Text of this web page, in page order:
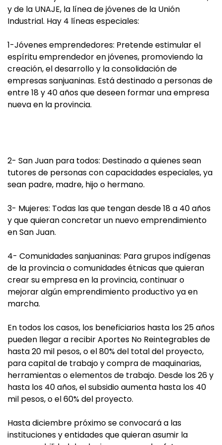
y de la UNAJE, la línea de jóvenes de la Unión
Industrial. Hay 4 líneas especiales:
1-Jóvenes emprendedores: Pretende estimular el
espíritu emprendedor en jóvenes, promoviendo la
creación, el desarrollo y la consolidación de
empresas sanjuaninas. Está destinado a personas de
entre 18 y 40 años que deseen formar una empresa
nueva en la provincia.
2- San Juan para todos: Destinado a quienes sean
tutores de personas con capacidades especiales, ya
sean padre, madre, hijo o hermano.
3- Mujeres: Todas las que tengan desde 18 a 40 años
y que quieran concretar un nuevo emprendimiento
en San Juan.
4- Comunidades sanjuaninas: Para grupos indígenas
de la provincia o comunidades étnicas que quieran
crear su empresa en la provincia, continuar o
mejorar algún emprendimiento productivo ya en
marcha.
En todos los casos, los beneficiarios hasta los 25 años
pueden llegar a recibir Aportes No Reintegrables de
hasta 20 mil pesos, o el 80% del total del proyecto,
para capital de trabajo y compra de maquinarias,
herramientas o elementos de trabajo. Desde los 26 y
hasta los 40 años, el subsidio aumenta hasta los 40
mil pesos, o el 60% del proyecto.
Hasta diciembre próximo se convocará a las
instituciones y entidades que quieran asumir la